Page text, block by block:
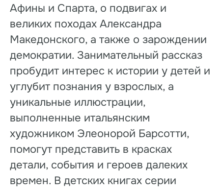
Афины и Спарта, о подвигах и
великих походах Александра
Македонского, а также о зарождении
демократии. Занимательный рассказ
пробудит интерес к истории у детей и
углубит познания у взрослых, а
уникальные иллюстрации,
выполненные итальянским
художником Элеонорой Барсотти,
помогут представить в красках
детали, события и героев далеких
времен. В детских книгах серии